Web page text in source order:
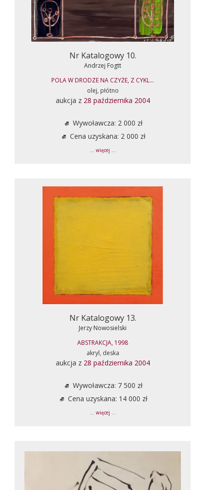
Nr Katalogowy 10.
Andrzej Fogtt
POLA W DRODZE NA CZYŻE, Z CYKL...
olej, płótno
aukcja z 28 października 2004
Wywoławcza: 2 000 zł
Cena uzyskana: 2 000 zł
... więcej ...
Nr Katalogowy 13.
Jerzy Nowosielski
ABSTRAKCJA, 1998
akryl, deska
aukcja z 28 października 2004
Wywoławcza: 7 500 zł
Cena uzyskana: 14 000 zł
... więcej ...